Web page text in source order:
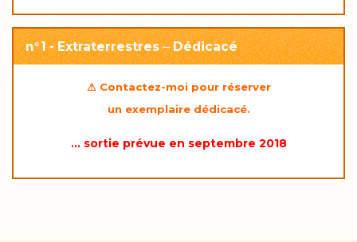
n°1 - Extraterrestres ⏤ Dédicacé
⚠ Contactez-moipour réserver
un exemplaire dédicacé.
… sortie prévue en septembre 2018